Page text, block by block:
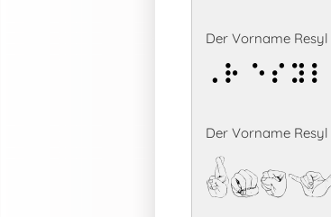
Der Vorname
Resyl
Der Vorname